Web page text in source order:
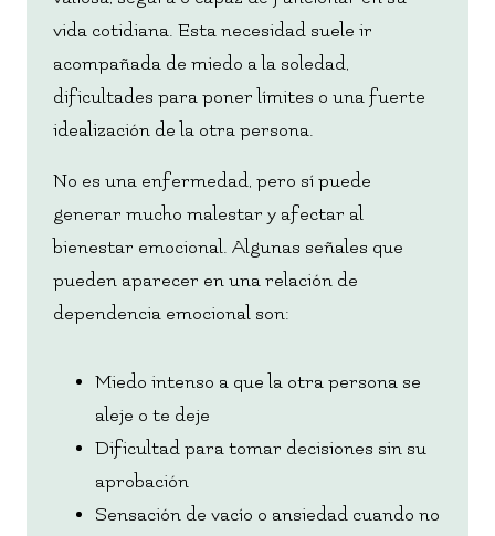
vida cotidiana. Esta necesidad suele ir
acompañada de miedo a la soledad,
dificultades para poner límites o una fuerte
idealización de la otra persona.
No es una enfermedad, pero sí puede
generar mucho malestar y afectar al
bienestar emocional. Algunas señales que
pueden aparecer en una relación de
dependencia emocional son:
Miedo intenso a que la otra persona se
aleje o te deje
Dificultad para tomar decisiones sin su
aprobación
Sensación de vacío o ansiedad cuando no